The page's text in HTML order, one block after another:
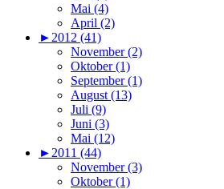
Mai (4)
April (2)
►2012 (41)
November (2)
Oktober (1)
September (1)
August (13)
Juli (9)
Juni (3)
Mai (12)
►2011 (44)
November (3)
Oktober (1)